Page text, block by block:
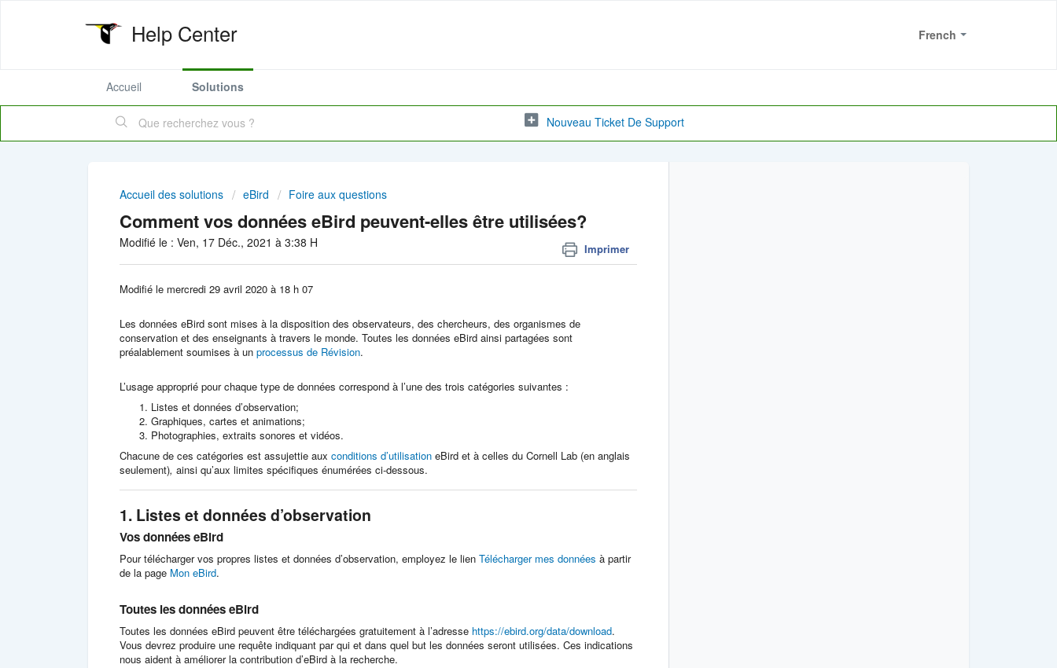
Help Center French
Accueil Solutions
Nouveau Ticket De Support
Accueil des solutions eBird Foire aux questions
Comment vos données eBird peuvent-elles être utilisées?
Imprimer
Modifié le : Ven, 17 Déc., 2021 à 3:38 H
Modifié le mercredi 29 avril 2020 à 18 h 07
Les données eBird sont mises à la disposition des observateurs, des chercheurs, des organismes de
conservation et des enseignants à travers le monde. Toutes les données eBird ainsi partagées sont
préalablement soumises à un processus de Révision.
L’usage approprié pour chaque type de données correspond à l’une des trois catégories suivantes :
Listes et données d’observation;
Graphiques, cartes et animations;
Photographies, extraits sonores et vidéos.
Chacune de ces catégories est assujettie aux conditions d’utilisation eBird et à celles du Cornell Lab (en anglais
seulement), ainsi qu’aux limites spécifiques énumérées ci-dessous.
1. Listes et données d’observation
Vos données eBird
Pour télécharger vos propres listes et données d’observation, employez le lien Télécharger mes données à partir
de la page Mon eBird.
Toutes les données eBird
Toutes les données eBird peuvent être téléchargées gratuitement à l’adresse https://ebird.org/data/download.
Vous devrez produire une requête indiquant par qui et dans quel but les données seront utilisées. Ces indications
nous aident à améliorer la contribution d’eBird à la recherche.